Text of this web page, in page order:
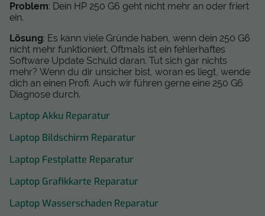
Problem: Dein HP 250 G6 geht nicht mehr an oder friert
ein.
Lösung: Es kann viele Gründe haben, wenn dein 250 G6
nicht mehr funktioniert. Oftmals ist ein fehlerhaftes
Software Update Schuld daran. Tut sich gar nichts
mehr? Wenn du dir unsicher bist, woran es liegt, wende
dich an einen Profi. Auch wir führen gerne eine 250 G6
Diagnose durch.
Laptop Akku Reparatur
Laptop Bildschirm Reparatur
Laptop Festplatte Reparatur
Laptop Grafikkarte Reparatur
Laptop Wasserschaden Reparatur